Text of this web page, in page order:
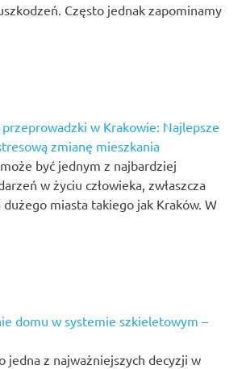
Często jednak zapominamy
w Krakowie: Najlepsze
zmianę mieszkania
być jednym z najbardziej
w życiu człowieka, zwłaszcza
miasta takiego jak Kraków. W
domu w systemie szkieletowym –
jedna z najważniejszych decyzji w